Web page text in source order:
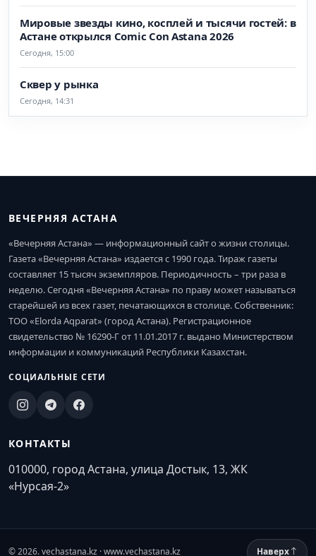
Мировые звезды кино, косплей и тысячи гостей: в
Астане открылся Comic Con Astana 2026
Сегодня, 15:00
Сквер у рынка
Сегодня, 14:31
ВЕЧЕРНЯЯ АСТАНА
«Вечерняя Астана» — информационный сайт о жизни столицы.
Газета «Вечерняя Астана» издается с 1990 года. Тираж газеты
составляет 15 тысяч экземпляров. Периодичность – три раза в
неделю. Сегодня «Вечерняя Астана» по праву может называться
старейшей из всех газет, печатающихся в столице. Собственник:
ТОО «Elorda Aqparat» (город Астана). Регистрационное
свидетельство № 16290-Г от 11.01.2017 г. выдано Министерством
информации и коммуникаций Республики Казахстан.
СОЦИАЛЬНЫЕ СЕТИ
КОНТАКТЫ
010000, город Астана, улица Достык, 13, ЖК
«Нурсая-2»
© 2026. vechastana.kz · www.vechastana.kz Наверх